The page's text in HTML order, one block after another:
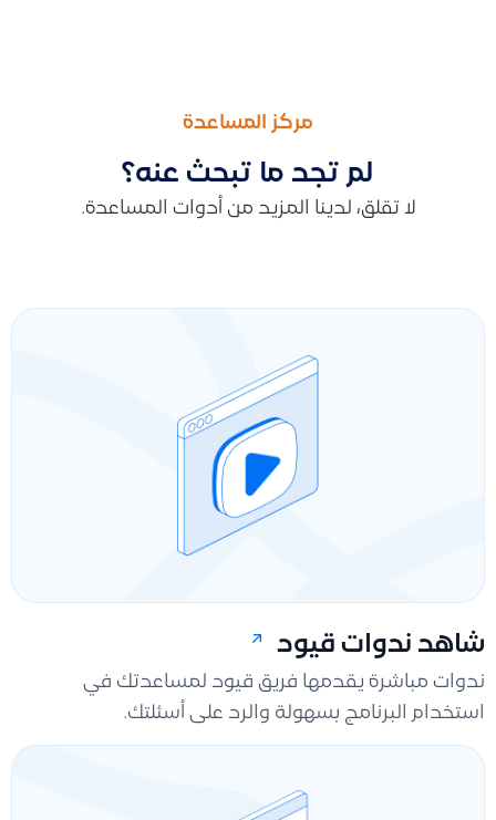
مركز المساعدة
لم تجد ما تبحث عنه؟
لا تقلق، لدينا المزيد من أدوات المساعدة.
شاهد ندوات قيود
ندوات مباشرة يقدمها فريق قيود لمساعدتك في
استخدام البرنامج بسهولة والرد على أسئلتك.